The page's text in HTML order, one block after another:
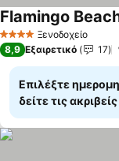
4 ΑστέριαΞενοδοχείο
Flamingo
8,9 Εξαιρετικό 17
Επιλέξτε
δείτε τις